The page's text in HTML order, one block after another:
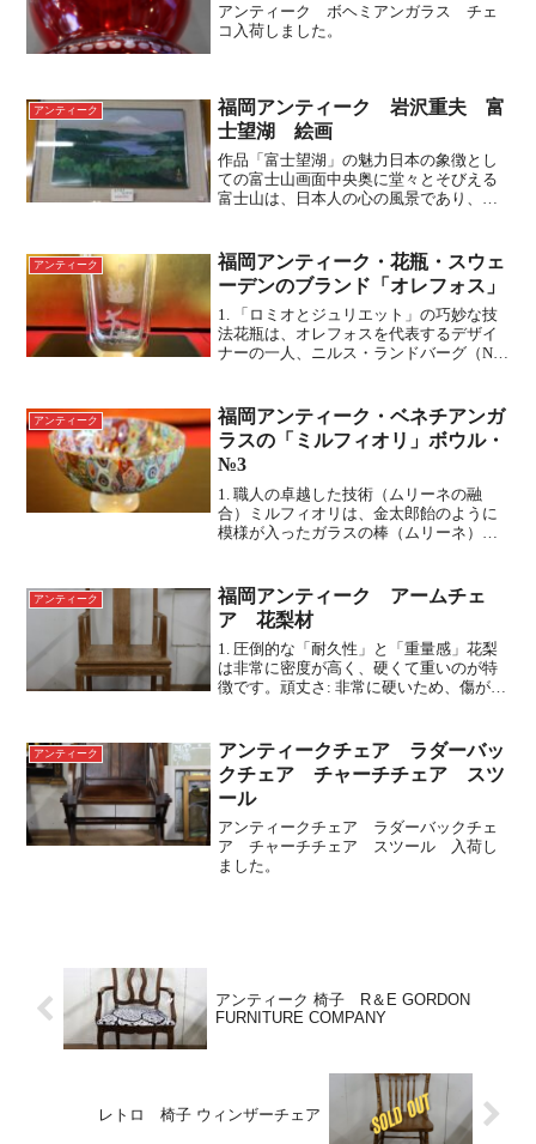
アンティーク ボヘミアンガラス チェ
コ入荷しました。
アンティーク
福岡アンティーク 岩沢重夫 富
士望湖 絵画
作品「富士望湖」の魅力日本の象徴とし
ての富士山画面中央奥に堂々とそびえる
富士山は、日本人の心の風景であり、神
静謐な雰囲気を醸し出しています。山頂
がわずかに霞んでいる様子...
アンティーク
福岡アンティーク・花瓶・スウェ
ーデンのブランド「オレフォス」
1. 「ロミオとジュリエット」の巧妙な技
法花瓶は、オレフォスを代表するデザイ
ナーの一人、ニルス・ランドバーグ（Nils
ザインです。この作品には、オレフォス...
アンティーク
福岡アンティーク・ベネチアンガ
ラスの「ミルフィオリ」ボウル・
№3
1. 職人の卓越した技術（ムリーネの融
合）ミルフィオリは、金太郎飴のように
模様が入ったガラスの棒（ムリーネ）を
す。 星型や花模様、多層構造になった複
雑なムリーネが隙間なく...
アンティーク
福岡アンティーク アームチェ
ア 花梨材
1. 圧倒的な「耐久性」と「重量感」花梨
は非常に密度が高く、硬くて重いのが特
徴です。頑丈さ: 非常に硬いため、傷がつ
量があるため、座った時の安定感が抜群
です。この椅...
アンティーク
アンティークチェア ラダーバッ
クチェア チャーチチェア スツ
ール
アンティークチェア ラダーバックチェ
ア チャーチチェア スツール 入荷し
ました。
アンティーク 椅子 R＆E GORDON
FURNITURE COMPANY
レトロ 椅子 ウィンザーチェア